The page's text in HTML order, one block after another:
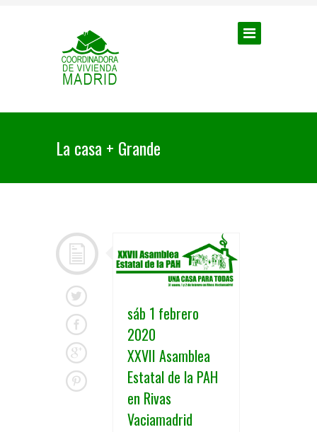
La casa + Grande
sáb 1 febrero
2020
XXVII Asamblea
Estatal de la PAH
en Rivas
Vaciamadrid